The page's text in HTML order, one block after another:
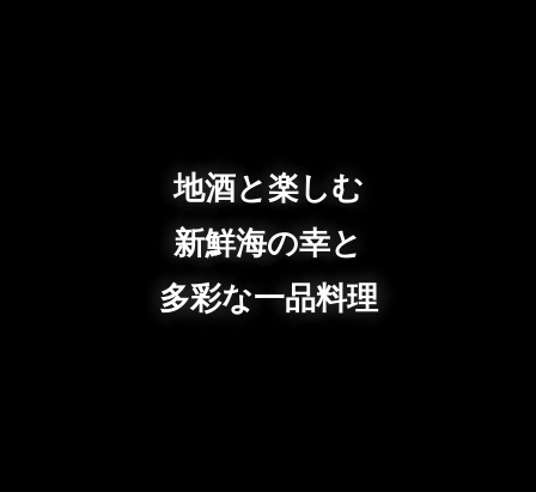
地酒と楽しむ
新鮮海の幸と
多彩な一品料理